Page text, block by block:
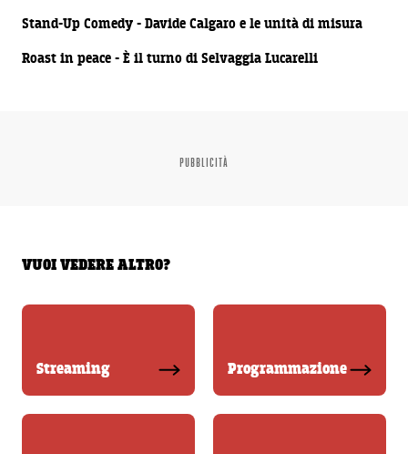
Stand-Up Comedy - Davide Calgaro e le unità di misura
00:01:10
Roast in peace - È il turno di Selvaggia Lucarelli
PUBBLICITÀ
VUOI VEDERE ALTRO?
Streaming Programmazione